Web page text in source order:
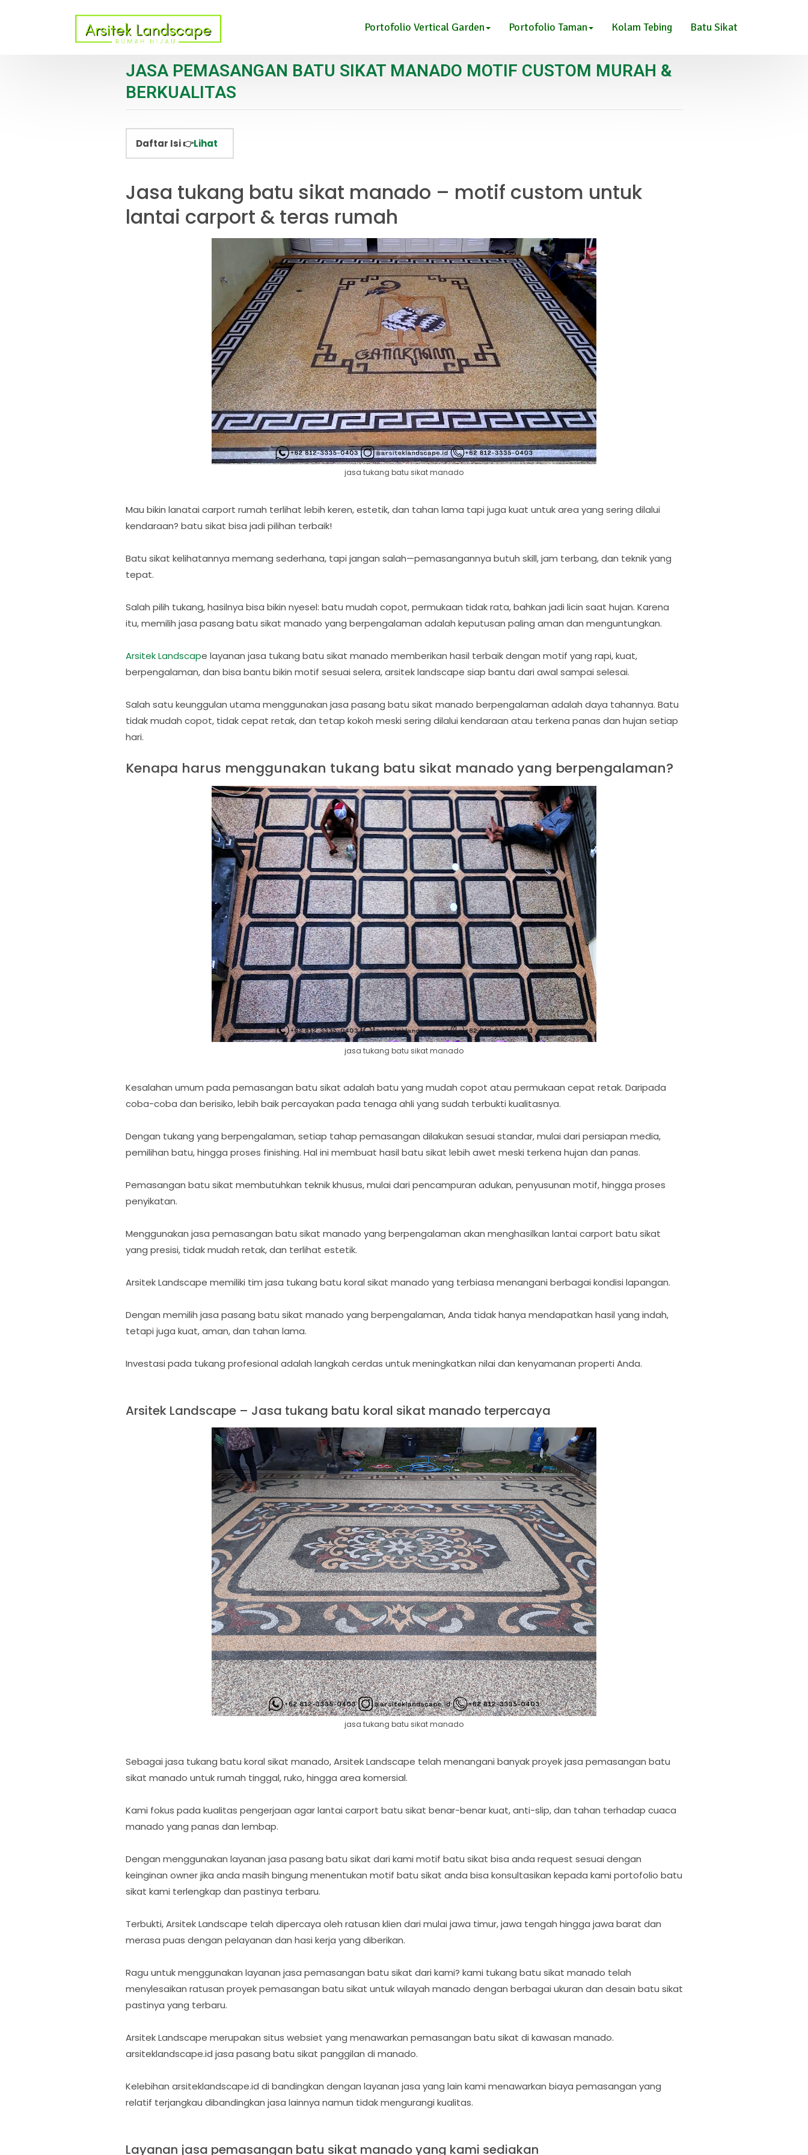
Portofolio Vertical Garden Portofolio Taman Kolam Tebing Batu Sikat
JASA PEMASANGAN BATU SIKAT MANADO MOTIF CUSTOM MURAH &
BERKUALITAS
Daftar Isi 👉Lihat
Jasa tukang batu sikat manado – motif custom untuk
lantai carport & teras rumah
jasa tukang batu sikat manado
Mau bikin lanatai carport rumah terlihat lebih keren, estetik, dan tahan lama tapi juga kuat untuk area yang sering dilalui
kendaraan? batu sikat bisa jadi pilihan terbaik!
Batu sikat kelihatannya memang sederhana, tapi jangan salah—pemasangannya butuh skill, jam terbang, dan teknik yang
tepat.
Salah pilih tukang, hasilnya bisa bikin nyesel: batu mudah copot, permukaan tidak rata, bahkan jadi licin saat hujan. Karena
itu, memilih jasa pasang batu sikat manado yang berpengalaman adalah keputusan paling aman dan menguntungkan.
Arsitek Landscape layanan jasa tukang batu sikat manado memberikan hasil terbaik dengan motif yang rapi, kuat,
berpengalaman, dan bisa bantu bikin motif sesuai selera, arsitek landscape siap bantu dari awal sampai selesai.
Salah satu keunggulan utama menggunakan jasa pasang batu sikat manado berpengalaman adalah daya tahannya. Batu
tidak mudah copot, tidak cepat retak, dan tetap kokoh meski sering dilalui kendaraan atau terkena panas dan hujan setiap
hari.
Kenapa harus menggunakan tukang batu sikat manado yang berpengalaman?
jasa tukang batu sikat manado
Kesalahan umum pada pemasangan batu sikat adalah batu yang mudah copot atau permukaan cepat retak. Daripada
coba-coba dan berisiko, lebih baik percayakan pada tenaga ahli yang sudah terbukti kualitasnya.
Dengan tukang yang berpengalaman, setiap tahap pemasangan dilakukan sesuai standar, mulai dari persiapan media,
pemilihan batu, hingga proses finishing. Hal ini membuat hasil batu sikat lebih awet meski terkena hujan dan panas.
Pemasangan batu sikat membutuhkan teknik khusus, mulai dari pencampuran adukan, penyusunan motif, hingga proses
penyikatan.
Menggunakan jasa pemasangan batu sikat manado yang berpengalaman akan menghasilkan lantai carport batu sikat
yang presisi, tidak mudah retak, dan terlihat estetik.
Arsitek Landscape memiliki tim jasa tukang batu koral sikat manado yang terbiasa menangani berbagai kondisi lapangan.
Dengan memilih jasa pasang batu sikat manado yang berpengalaman, Anda tidak hanya mendapatkan hasil yang indah,
tetapi juga kuat, aman, dan tahan lama.
Investasi pada tukang profesional adalah langkah cerdas untuk meningkatkan nilai dan kenyamanan properti Anda.
Arsitek Landscape – Jasa tukang batu koral sikat manado terpercaya
jasa tukang batu sikat manado
Sebagai jasa tukang batu koral sikat manado, Arsitek Landscape telah menangani banyak proyek jasa pemasangan batu
sikat manado untuk rumah tinggal, ruko, hingga area komersial.
Kami fokus pada kualitas pengerjaan agar lantai carport batu sikat benar-benar kuat, anti-slip, dan tahan terhadap cuaca
manado yang panas dan lembap.
Dengan menggunakan layanan jasa pasang batu sikat dari kami motif batu sikat bisa anda request sesuai dengan
keinginan owner jika anda masih bingung menentukan motif batu sikat anda bisa konsultasikan kepada kami portofolio batu
sikat kami terlengkap dan pastinya terbaru.
Terbukti, Arsitek Landscape telah dipercaya oleh ratusan klien dari mulai jawa timur, jawa tengah hingga jawa barat dan
merasa puas dengan pelayanan dan hasi kerja yang diberikan.
Ragu untuk menggunakan layanan jasa pemasangan batu sikat dari kami? kami tukang batu sikat manado telah
menylesaikan ratusan proyek pemasangan batu sikat untuk wilayah manado dengan berbagai ukuran dan desain batu sikat
pastinya yang terbaru.
Arsitek Landscape merupakan situs websiet yang menawarkan pemasangan batu sikat di kawasan manado.
arsiteklandscape.id jasa pasang batu sikat panggilan di manado.
Kelebihan arsiteklandscape.id di bandingkan dengan layanan jasa yang lain kami menawarkan biaya pemasangan yang
relatif terjangkau dibandingkan jasa lainnya namun tidak mengurangi kualitas.
Layanan jasa pemasangan batu sikat manado yang kami sediakan